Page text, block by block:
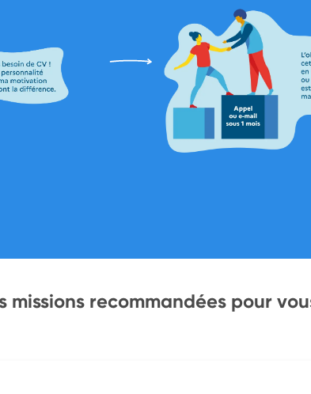
missions recommandées pour